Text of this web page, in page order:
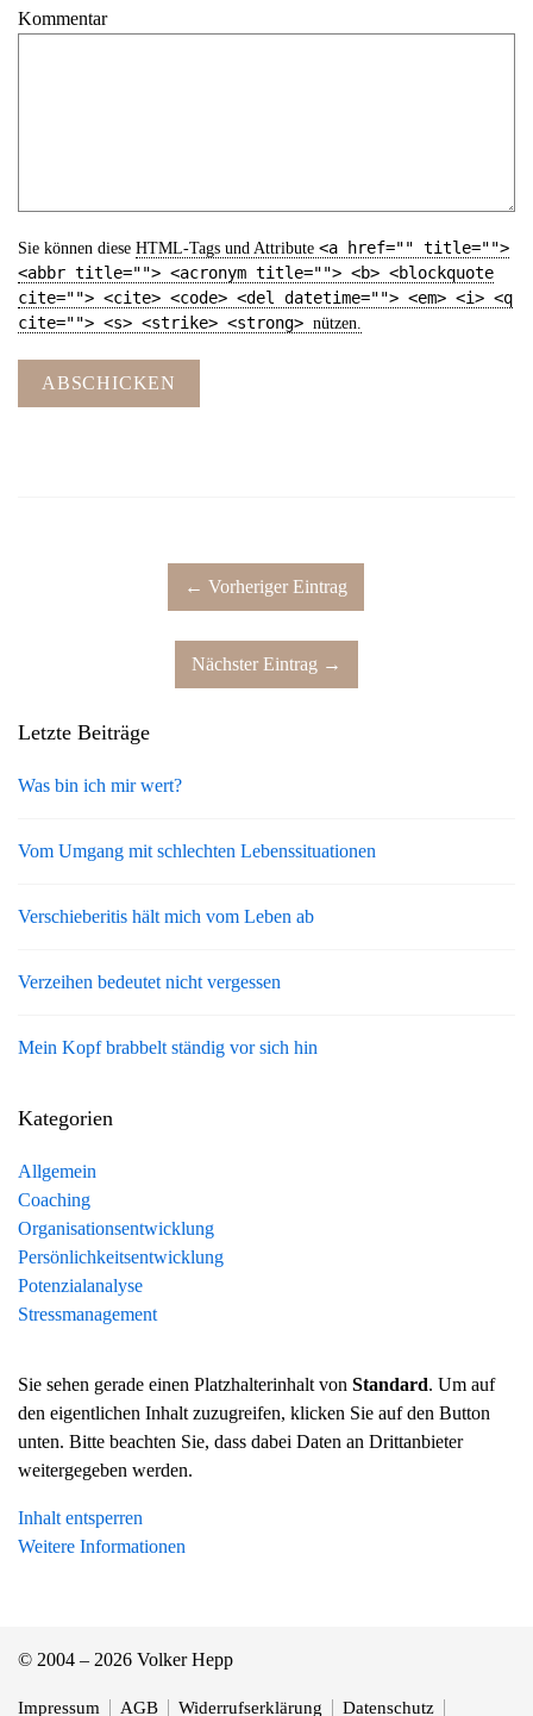
Kommentar
Sie können diese HTML-Tags und Attribute <a href="" title="">
<abbr title=""> <acronym title=""> <b> <blockquote
cite=""> <cite> <code> <del datetime=""> <em> <i> <q
cite=""> <s> <strike> <strong> nützen.
ABSCHICKEN
← Vorheriger Eintrag
Nächster Eintrag →
Letzte Beiträge
Was bin ich mir wert?
Vom Umgang mit schlechten Lebenssituationen
Verschieberitis hält mich vom Leben ab
Verzeihen bedeutet nicht vergessen
Mein Kopf brabbelt ständig vor sich hin
Kategorien
Allgemein
Coaching
Organisationsentwicklung
Persönlichkeitsentwicklung
Potenzialanalyse
Stressmanagement
Sie sehen gerade einen Platzhalterinhalt von Standard. Um auf
den eigentlichen Inhalt zuzugreifen, klicken Sie auf den Button
unten. Bitte beachten Sie, dass dabei Daten an Drittanbieter
weitergegeben werden.
Inhalt entsperren
Weitere Informationen
© 2004 – 2026 Volker Hepp
Impressum AGB Widerrufserklärung Datenschutz